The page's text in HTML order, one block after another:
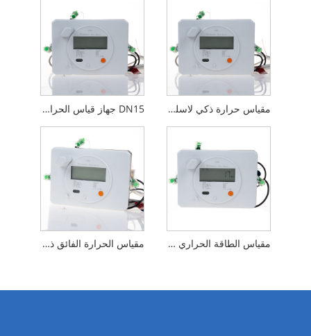
DN15 جهاز قياس الحرارة بالموجات فوق الصوتية RS485 Modbus مقياس حرارة ذكي لاسلكي بالموجات فوق الصوتية للمنزل مع نظام قراءة
مقياس الحرارة الفائق ذكي لنظام التدفئة والتبريد مقياس الطاقة الحراري لنظام التسخين والتبريد